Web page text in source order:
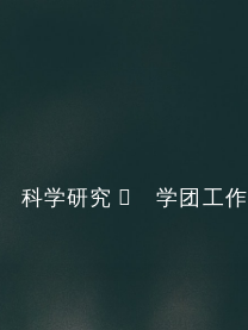
科学研究 学团工作